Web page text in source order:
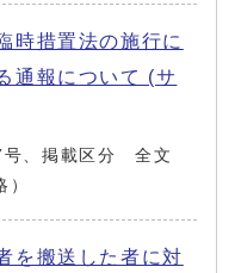
時措置法の施行に
通報について (サ
号、掲載区分 全文
を搬送した者に対